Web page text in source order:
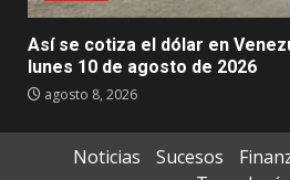
Así se cotiza el dólar en
lunes 10 de agosto de 2026
agosto 8, 2026
Noticias Sucesos